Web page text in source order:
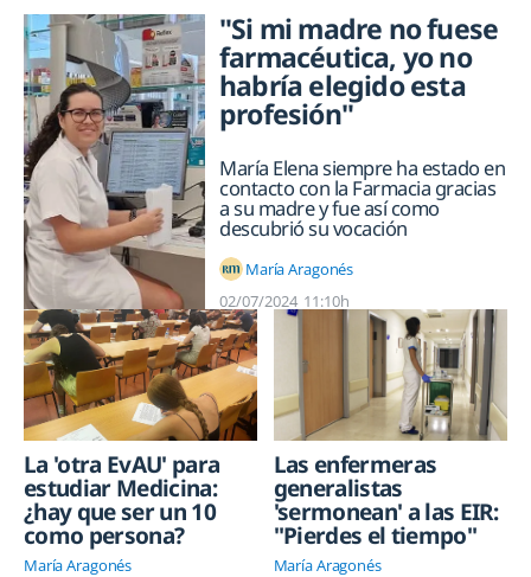
"Si mi madre no fuese
farmacéutica, yo no
habría elegido esta
profesión"
María Elena siempre ha estado en
contacto con la Farmacia gracias
a su madre y fue así como
descubrió su vocación
María Aragonés
02/07/2024 11:10h
La 'otra EvAU' para
estudiar Medicina:
¿hay que ser un 10
como persona?
María Aragonés
Las enfermeras
generalistas
'sermonean' a las EIR:
"Pierdes el tiempo"
María Aragonés